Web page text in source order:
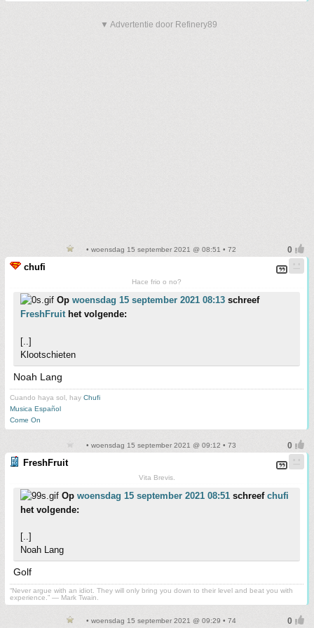
▼ Advertentie door Refinery89
• woensdag 15 september 2021 @ 08:51 • 72
chufi
Hace frio o no?
Op woensdag 15 september 2021 08:13 schreef
FreshFruithet volgende:
[..]
Klootschieten
Noah Lang
Cuando haya sol, hay Chufi
Musica Español
Come On
• woensdag 15 september 2021 @ 09:12 • 73
FreshFruit
Vita Brevis.
Op woensdag 15 september 2021 08:51 schreef chufi
het volgende:
[..]
Noah Lang
Golf
“Never argue with an idiot. They will only bring you down to their level and beat you with
experience.” ― Mark Twain.
• woensdag 15 september 2021 @ 09:29 • 74